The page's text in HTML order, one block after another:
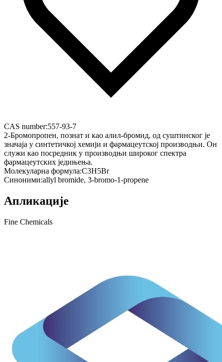
CAS number:557-93-7
2-Бромопропен, познат и као алил-бромид, од суштинског је
значаја у синтетичкој хемији и фармацеутској производњи. Он
служи као посредник у производњи широког спектра
фармацеутских једињења.
Молекуларна формула:C3H5Br
Синоними:allyl bromide, 3-bromo-1-propene
Апликације
Fine Chemicals